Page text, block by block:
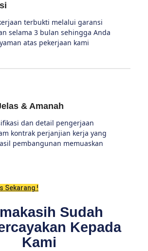
terbukti melalui garansi
selama 3 bulan sehingga Anda
atas pekerjaan kami
& Amanah
dan detail pengerjaan
kontrak perjanjian kerja yang
pembangunan memuaskan
Sekarang !
Sudah
Kepada
Kami